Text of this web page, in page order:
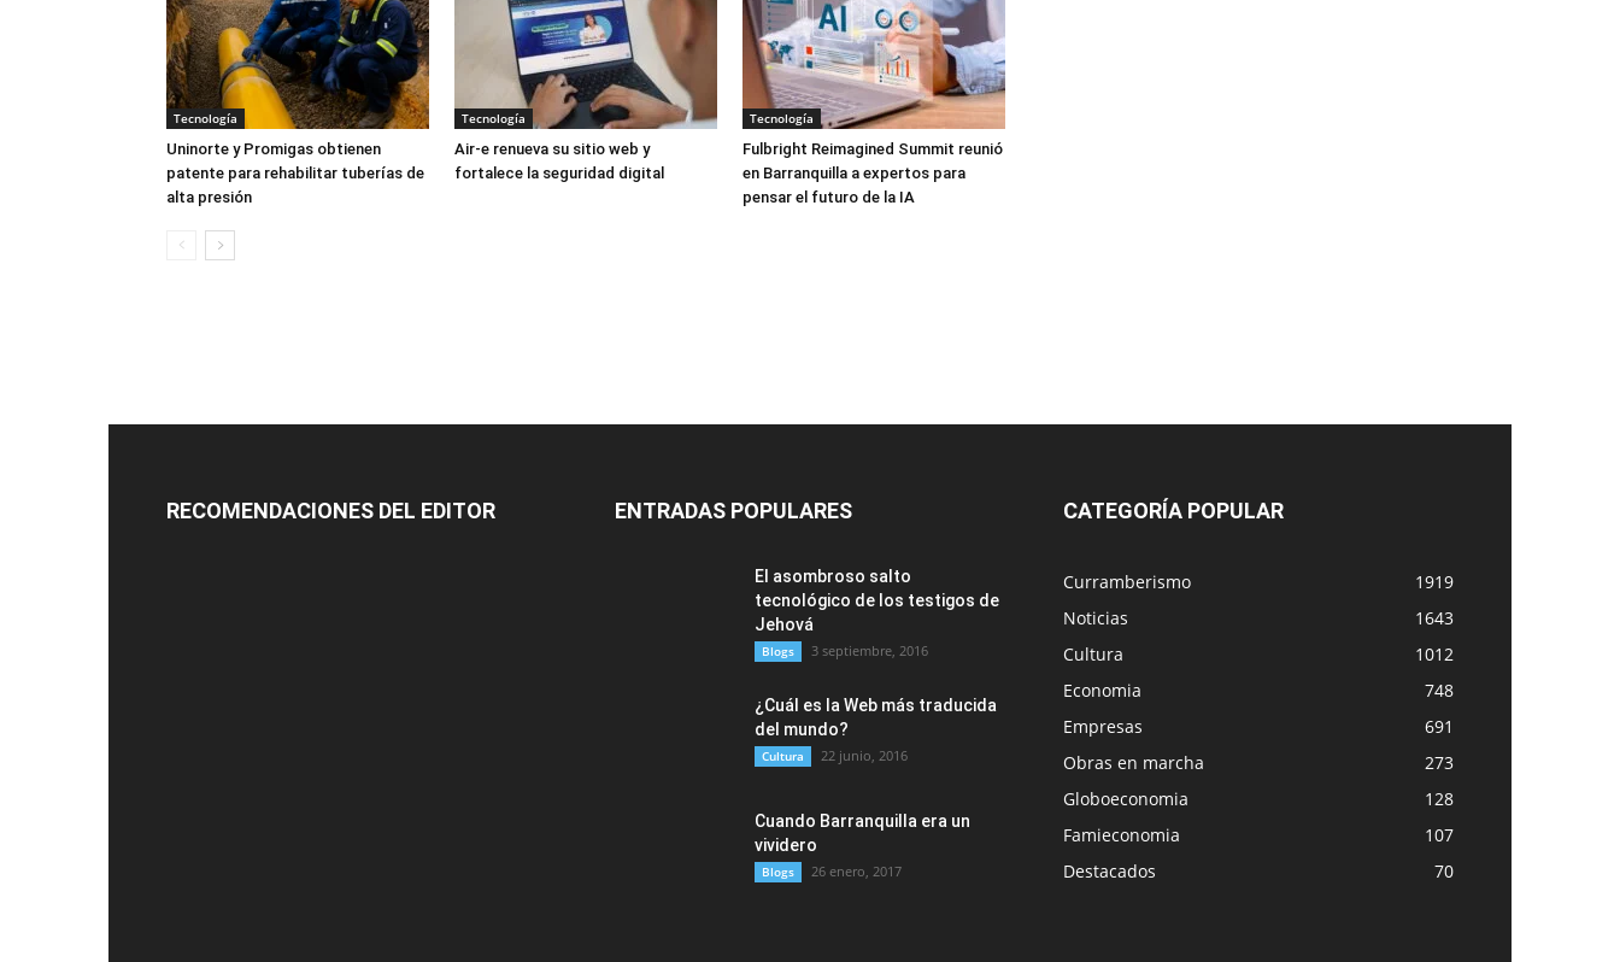
Tecnología
Uninorte y Promigas obtienen
patente para rehabilitar tuberías de
alta presión
Tecnología
Air-e renueva su sitio web y
fortalece la seguridad digital
Tecnología
Fulbright Reimagined Summit reunió
en Barranquilla a expertos para
pensar el futuro de la IA
RECOMENDACIONES DEL EDITOR ENTRADAS POPULARES
El asombroso salto
tecnológico de los testigos de
Jehová
Blogs 3 septiembre, 2016
¿Cuál es la Web más traducida
del mundo?
Cultura 22 junio, 2016
Cuando Barranquilla era un
vividero
Blogs 26 enero, 2017
CATEGORÍA POPULAR
Curramberismo
1919
Noticias
1643
Cultura
1012
Economia
748
Empresas
691
Obras en marcha
273
Globoeconomia
128
Famieconomia
107
Destacados
70